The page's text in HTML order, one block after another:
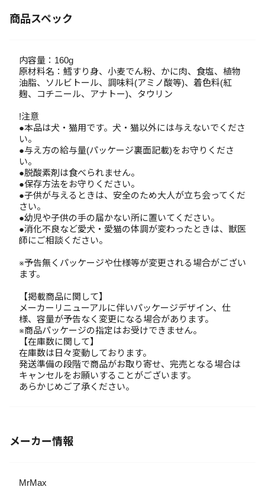
商品スペック
内容量：160g
原材料名：鱈すり身、小麦でん粉、かに肉、食塩、植物
油脂、ソルビトール、調味料(アミノ酸等)、着色料(紅
麹、コチニール、アナトー)、タウリン
!注意
●本品は犬・猫用です。犬・猫以外には与えないでくださ
い。
●与え方の給与量(パッケージ裏面記載)をお守りくださ
い。
●脱酸素剤は食べられません。
●保存方法をお守りください。
●子供が与えるときは、安全のため大人が立ち会ってくだ
さい。
●幼児や子供の手の届かない所に置いてください。
●消化不良など愛犬・愛猫の体調が変わったときは、獣医
師にご相談ください。
※予告無くパッケージや仕様等が変更される場合がござい
ます。
【掲載商品に関して】
メーカーリニューアルに伴いパッケージデザイン、仕
様、容量が予告なく変更になる場合があります。
※商品パッケージの指定はお受けできません。
【在庫数に関して】
在庫数は日々変動しております。
発送準備の段階で商品がお取り寄せ、完売となる場合は
キャンセルをお願いすることがございます。
あらかじめご了承ください。
メーカー情報
MrMax